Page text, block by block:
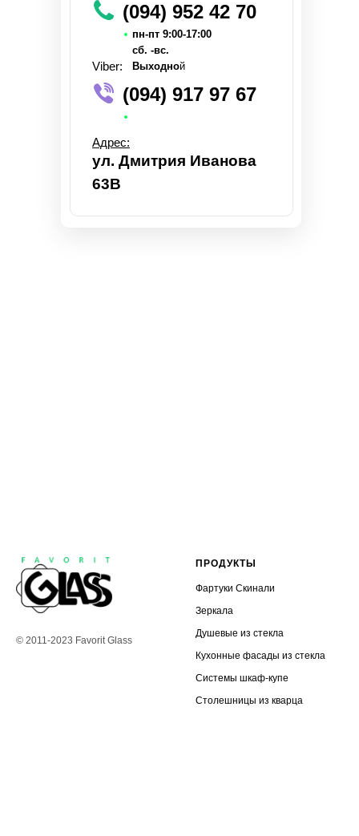
пн-пт 9:00-17:00
сб. -вс.
Выходной
Viber:
(094) 917 97 67
Адрес:
ул. Дмитрия Иванова
63В
(094) 952 42 70
© 2011-2023 Favorit Glass
ПРОДУКТЫ
Фартуки Скинали
Зеркала
Душевые из стекла
Кухонные фасады из стекла
Системы шкаф-купе
Столешницы из кварца